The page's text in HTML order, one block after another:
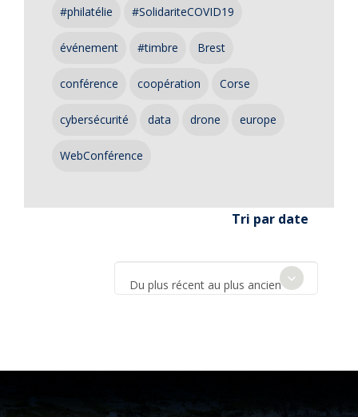
#philatélie #SolidariteCOVID19
événement #timbre Brest
conférence coopération Corse
cybersécurité data drone europe
WebConférence
Tri par date
Du plus récent au plus ancien